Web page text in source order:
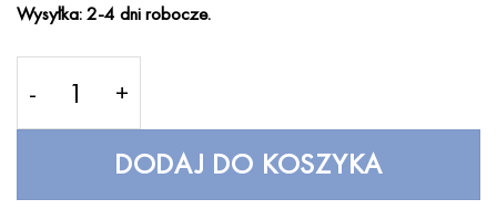
Wysyłka: 2-4 dni robocze.
DODAJ DO KOSZYKA